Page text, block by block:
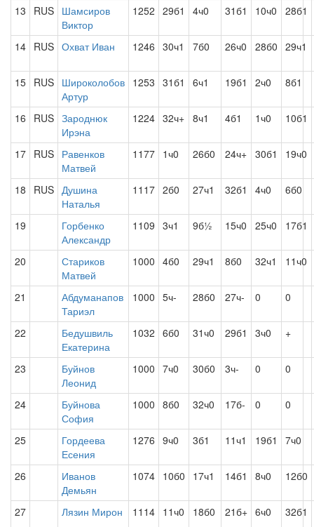
13 RUS Шамсиров
Виктор
1252 29б1 4ч0 31б1 10ч0 28б1
14 RUS Охват Иван 1246 30ч1 7б0 26ч0 28б0 29ч1
15 RUS Широколобов
Артур
1253 31б1 6ч1 19б1 2ч0 8б1
16 RUS Зароднюк
Ирэна
1224 32ч+ 8ч1 4б1 1ч0 10б1
17 RUS Равенков
Матвей
1177 1ч0 26б0 24ч+ 30б1 19ч0
18 RUS Душина
Наталья
1117 2б0 27ч1 32б1 4ч0 6б0
19
Горбенко
Александр
1109 3ч1 9б½ 15ч0 25ч0 17б1
20
Стариков
Матвей
1000 4б0 29ч1 8б0 32ч1 11ч0
21
Абдуманапов
Тариэл
1000 5ч- 28б0 27ч- 0 0
22
Бедушвиль
Екатерина
1032 6б0 31ч0 29б1 3ч0 +
23
Буйнов
Леонид
1000 7ч0 30б0 3ч- 0 0
24
Буйнова
София
1000 8б0 32ч0 17б- 0 0
25
Гордеева
Есения
1276 9ч0 3б1 11ч1 19б1 7ч0
26
Иванов
Демьян
1074 10б0 17ч1 14б1 8ч0 12б0
27 Лязин Мирон 1114 11ч0 18б0 21б+ 6ч0 32б1